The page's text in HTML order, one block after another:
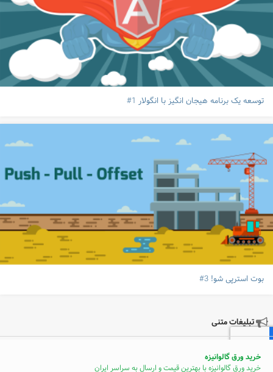
توسعه یک برنامه هیجان انگیز با انگولار 1#
بوت استرپی شو! 3#
تبلیغات متنی
خرید ورق گالوانیزه
خرید ورق گالوانیزه با بهترین قیمت و ارسال به سراسر ایران